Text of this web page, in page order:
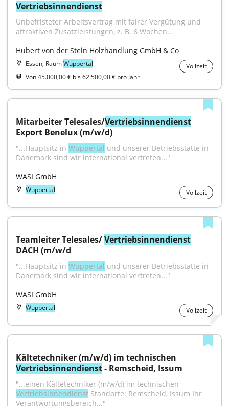
Vertriebsinnendienst
Unbefristeter Arbeitsvertrag mit fairer Vergütung und
attraktiven Zusatzleistungen, z. B. 6 Wochen...
Hubert von der Stein Holzhandlung GmbH & Co
Essen, RaumWuppertal
Vollzeit
Von 45.000,00 € bis 62.500,00 € pro Jahr
Mitarbeiter Telesales/Vertriebsinnendienst
Export Benelux (m/w/d)
"...Hauptsitz in Wuppertal und unserer Betriebsstätte in
Dänemark sind wir international vertreten..."
WASI GmbH
Wuppertal Vollzeit
Teamleiter Telesales/ Vertriebsinnendienst
DACH (m/w/d
"...Hauptsitz in Wuppertal und unserer Betriebsstätte in
Dänemark sind wir international vertreten..."
WASI GmbH
Wuppertal Vollzeit
Vertriebsinnendienst - Remscheid, Issum
Vertriebsinnendienst Standorte: Remscheid, Issum Ihr
Verantwortungsbereich..."